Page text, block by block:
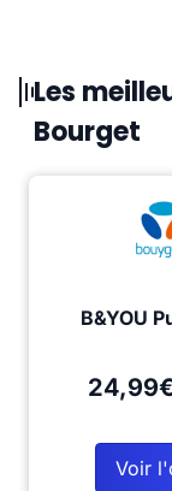
Les
Bourget
B&YOU
Voir